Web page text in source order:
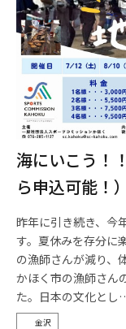
海にいこう！
ら申込可能！）
昨年に引き続き、今
す。夏休みを存分に
の漁師さんが減り、
かほく市の漁師さん
た。日本の文化とし
金沢